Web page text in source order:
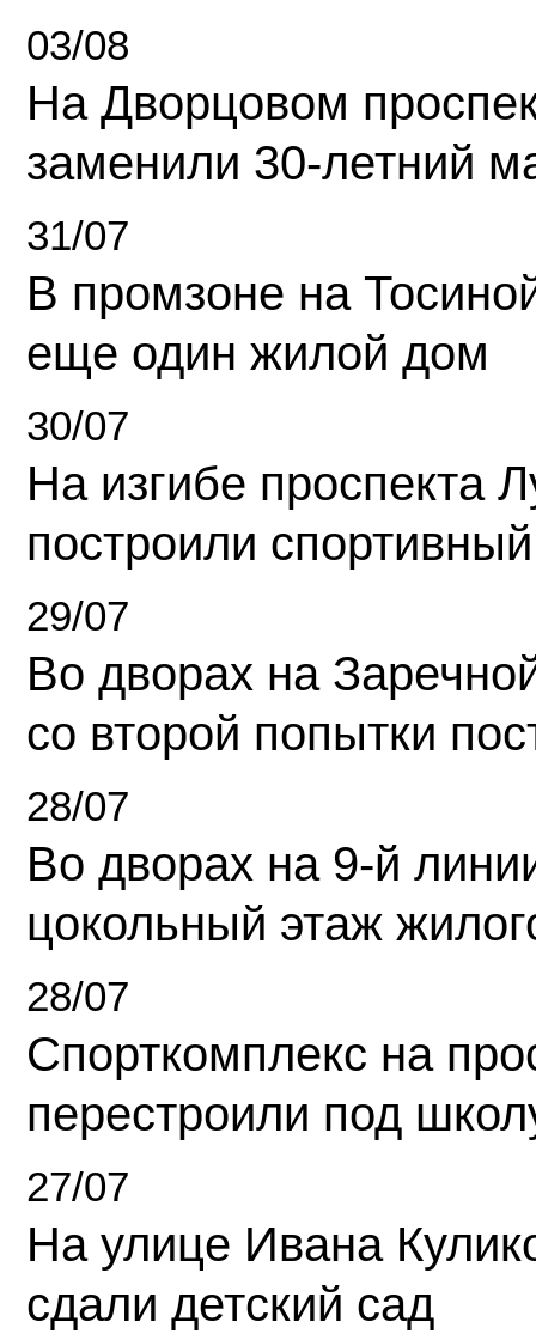
03/08
На Дворцовом
заменили 30-летний
31/07
В промзоне на
еще один жилой дом
30/07
На изгибе проспекта
построили
29/07
Во дворах на
со второй попытки
28/07
Во дворах на 9-й
цокольный этаж
28/07
Спорткомплекс на
перестроили под
27/07
На улице Ивана
сдали детский сад